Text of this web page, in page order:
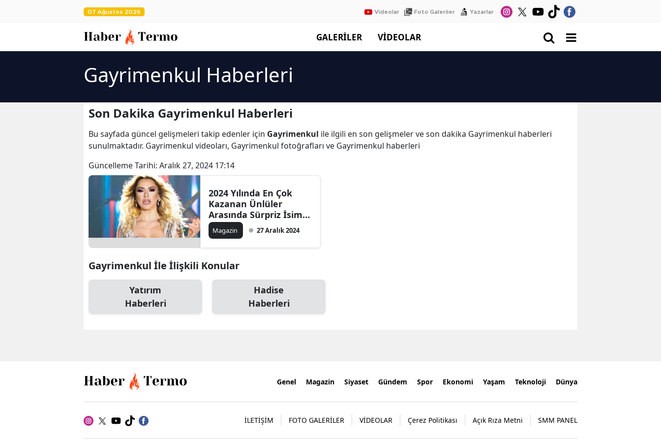
07 Ağustos 2026 Videolar Foto Galeriler Yazarlar
GALERİLER VİDEOLAR
Gayrimenkul Haberleri
Son Dakika Gayrimenkul Haberleri
Bu sayfada güncel gelişmeleri takip edenler için Gayrimenkul ile ilgili en son gelişmeler ve son dakika Gayrimenkul haberleri
sunulmaktadır. Gayrimenkul videoları, Gayrimenkul fotoğrafları ve Gayrimenkul haberleri
Güncelleme Tarihi: Aralık 27, 2024 17:14
2024 Yılında En Çok
Kazanan Ünlüler
Arasında Sürpriz İsim:
Hadise'nin Yatırımı
Görücüye Çıktı!
Magazin 27 Aralık 2024
Gayrimenkul İle İlişkili Konular
Yatırım
Haberleri
Hadise
Haberleri
Genel Magazin Siyaset Gündem Spor Ekonomi Yaşam Teknoloji Dünya
İLETİŞİM FOTO GALERİLER VİDEOLAR Çerez Politikası Açık Rıza Metni SMM PANEL